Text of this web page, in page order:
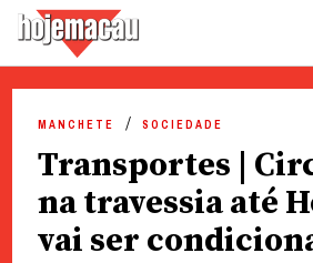
content
MANCHETE SOCIEDADE
Transportes |
na travessia até
vai ser